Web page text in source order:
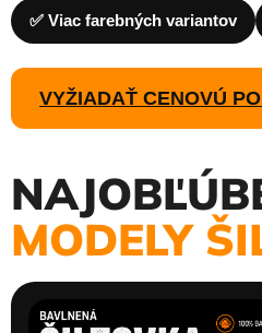
✅ Viac farebných variantov
VYŽIADAŤ CENOVÚ
MODELY